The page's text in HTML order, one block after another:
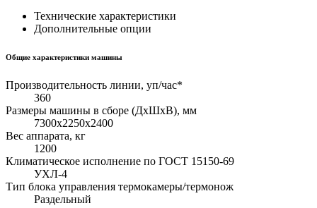
Технические характеристики
Дополнительные опции
Общие характеристики машины
Производительность линии, уп/час*
360
Размеры машины в сборе (ДхШхВ), мм
7300х2250х2400
Вес аппарата, кг
1200
Климатическое исполнение по ГОСТ 15150-69
УХЛ-4
Тип блока управления термокамеры/термонож
Раздельный